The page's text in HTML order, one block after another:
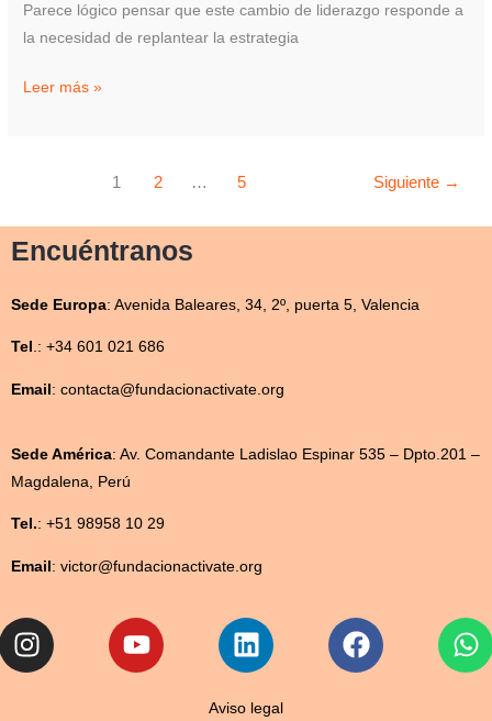
Parece lógico pensar que este cambio de liderazgo responde a
la necesidad de replantear la estrategia
Leer más »
1 2 … 5 Siguiente →
Encuéntranos
Sede Europa: Avenida Baleares, 34, 2º, puerta 5, Valencia
Tel .: +34 601 021 686
Email : contacta@fundacionactivate.org
Sede América: Av. Comandante Ladislao Espinar 535 – Dpto.201 –
Magdalena, Perú
Tel.: +51 98958 10 29
Email : victor@fundacionactivate.org
InstagramYoutube LinkedinFacebook
Aviso legal